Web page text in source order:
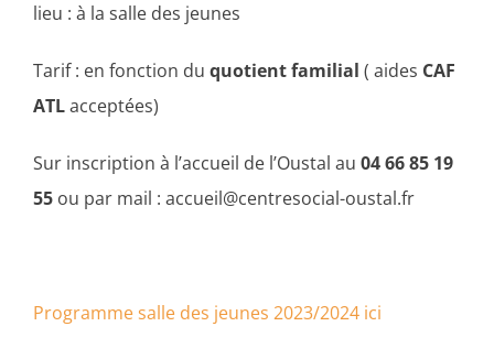
lieu : à la salle des jeunes
Tarif : en fonction du quotient familial ( aides CAF
ATLacceptées)
Sur inscription à l’accueil de l’Oustal au 04 66 85 19
55 ou par mail : accueil@centresocial-oustal.fr
Programme salle des jeunes 2023/2024 ici